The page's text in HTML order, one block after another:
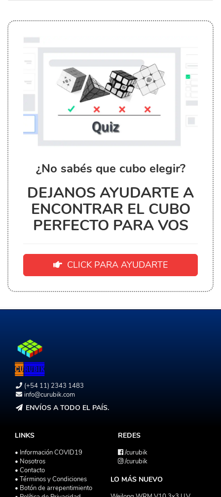
¿No sabés que cubo elegir?
DEJANOS AYUDARTE A
ENCONTRAR EL CUBO
PERFECTO PARA VOS
CLICK PARA AYUDARTE
(+54 11) 2343 1483
info@curubik.com
ENVÍOS A TODO EL PAÍS.
LINKS
• Información COVID19
• Nosotros
• Contacto
• Términos y Condiciones
• Botón de arrepentimiento
REDES
/curubik
/curubik
LO MÁS NUEVO